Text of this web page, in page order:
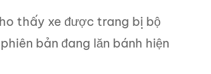
thấy xe được trang bị bộ
bản đang lăn bánh hiện